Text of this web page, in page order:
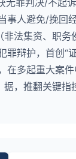
事人避免/挽回
非法集资、职务
罪辩护，首创“
在多起重大案
据，推翻关键指